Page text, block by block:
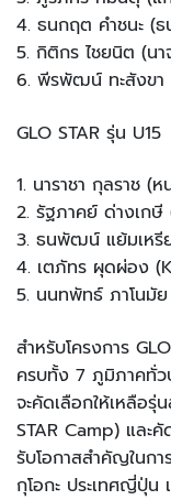
4. ธนกฤต คำชนะ (ธ
5. กิติกร ไชยนิต (นา
6. พีรพัฒน์ ทะสังขา
GLO STAR รุ่น U15
1. นาราชา กุลราช
2. รัฐภาคย์ ด่างเกษี
3. ธนพัฒน์ แย้มเห
4. เตภัทร ผุดผ่อง
5. นนทพัทธ์ ภาโนมั
สำหรับโครงการ
ครบทั้ง 7 ภูมิภาคทั่ว
จะคัดเลือกให้เหลือรุ่
STAR Camp) และ
รับโอกาสสำคัญในก
กุโอกะ ประเทศญี่ปุ่น